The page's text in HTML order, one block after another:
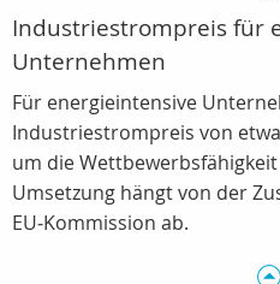
Industriestrompreis für
Unternehmen
Für energieintensive
Industriestrompreis von
um die
Umsetzung hängt von der
EU‑Kommission ab.